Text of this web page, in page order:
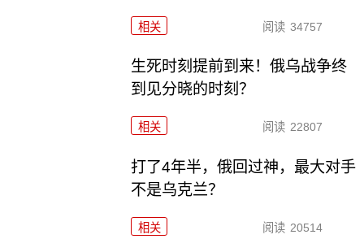
相关 阅读 34757
生死时刻提前到来！俄乌战争终
到见分晓的时刻？
相关 阅读 22807
打了4年半，俄回过神，最大对手
不是乌克兰？
相关 阅读 20514